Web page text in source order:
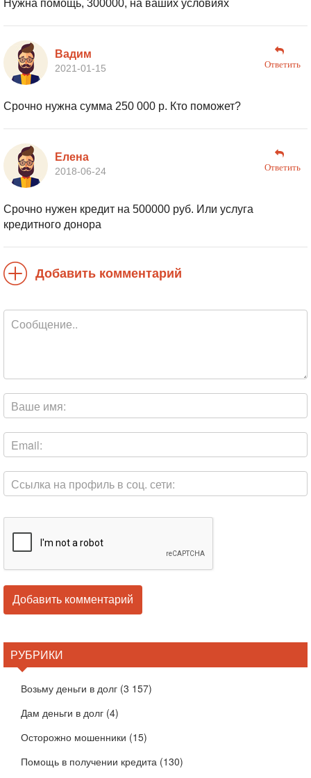
Нужна помощь, 300000, на ваших условиях
Вадим
2021-01-15 Ответить
Срочно нужна сумма 250 000 р. Кто поможет?
Елена
2018-06-24 Ответить
Срочно нужен кредит на 500000 руб. Или услуга
кредитного донора
Добавить комментарий
РУБРИКИ
Возьму деньги в долг (3 157)
Дам деньги в долг (4)
Осторожно мошенники (15)
Помощь в получении кредита (130)